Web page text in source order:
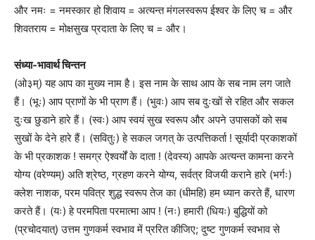
और नमः = नमस्कार हो शिवाय = अत्यन्त मंगलस्वरूप ईश्वर के लिए च = और
शिवतराय = मोक्षसुख प्रदाता के लिए च = और।
संध्या-भावार्थ चिन्तन
(ओ३म्) यह आप का मुख्य नाम है। इस नाम के साथ आप के सब नाम लग जाते
हैं। (भूः) आप प्राणों के भी प्राण हैं। (भुवः) आप सब दुःखों से रहित और सकल
दुःख छुडाने हारे हैं। (स्वः) आप स्वयं सुख स्वरूप और अपने उपासकों को सब
सुखों के देने हारे हैं। (सवितुः) हे सकल जगत् के उत्पत्तिकर्ता ! सूर्यादी प्रकाशकों
के भी प्रकाशक ! समग्र ऐश्वर्यों के दाता ! (देवस्य) आपके अत्यन्त कामना करने
योग्य (वरेण्यम्) अति श्रेष्ठ, ग्रहण करने योग्य, सर्वत्र विजयी कराने हारे (भर्गः)
क्लेश नाशक, परम पवित्र शुद्ध स्वरूप तेज का (धीमहि) हम ध्यान करते हैं, धारण
करते हैं। (यः) हे परमपिता परमात्मा आप ! (नः) हमारी (धियः) बुद्धियों को
(प्रचोदयात्) उत्तम गुणकर्म स्वभाव में प्ररित कीजिए; दुष्ट गुणकर्म स्वभाव से